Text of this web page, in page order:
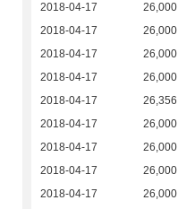
2018-04-17
26,000
2018-04-17
26,000
2018-04-17
26,000
2018-04-17
26,000
2018-04-17
26,356
2018-04-17
26,000
2018-04-17
26,000
2018-04-17
26,000
2018-04-17
26,000